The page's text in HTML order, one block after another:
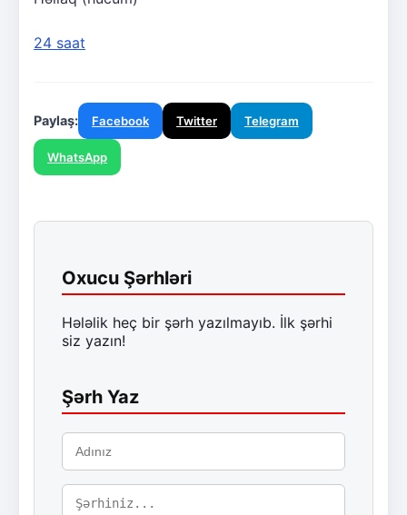
24 saat
Paylaş: Facebook Twitter Telegram
WhatsApp
Oxucu Şərhləri
Hələlik heç bir şərh yazılmayıb. İlk şərhi
siz yazın!
Şərh Yaz